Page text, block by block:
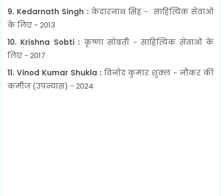
9. Kedarnath Singh : केदारनाथ सिंह - साहित्यिक सेवाओं
के लिए - 2013
10. Krishna Sobti : कृष्णा सोबती - साहित्यिक सेवाओं के
लिए - 2017
11. Vinod Kumar Shukla : विनोद कुमार शुक्ल - नौकर की
कमीज (उपन्यास) - 2024